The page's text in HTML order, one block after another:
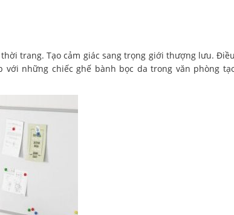
trang. Tạo cảm giác sang trọng giới thượng lưu. Điều
những chiếc ghế bành bọc da trong văn phòng